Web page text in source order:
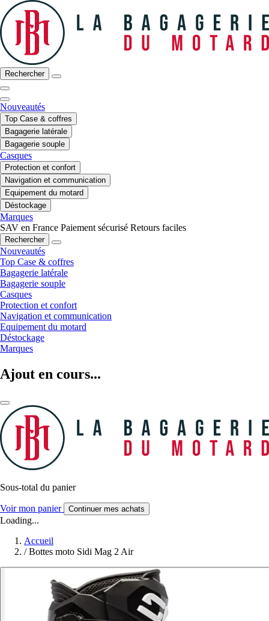
Rechercher
Nouveautés
Top Case & coffres
Bagagerie latérale
Bagagerie souple
Casques
Protection et confort
Navigation et communication
Equipement du motard
Déstockage
Marques
SAV en France Paiement sécurisé Retours faciles
Rechercher
Nouveautés
Top Case & coffres
Bagagerie latérale
Bagagerie souple
Casques
Protection et confort
Navigation et communication
Equipement du motard
Déstockage
Marques
Ajout en cours...
Sous-total du panier
Voir mon panier Continuer mes achats
Loading...
Accueil
/ Bottes moto Sidi Mag 2 Air